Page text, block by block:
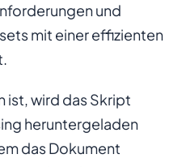
und
mit einer effizienten
ist, wird das Skript
heruntergeladen
das Dokument